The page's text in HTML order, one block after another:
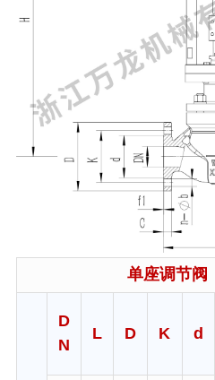
单座调节阀
D
N
L D K d